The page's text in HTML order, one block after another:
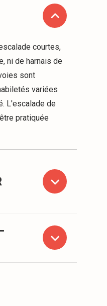
courtes,
ni de harnais de
sont
variées
L'escalade de
pratiquée